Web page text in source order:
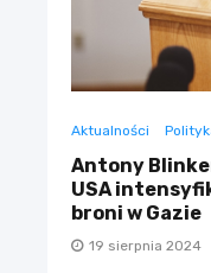
Aktualności
Antony
USA
broni w Gazie
19 sierpnia 2024